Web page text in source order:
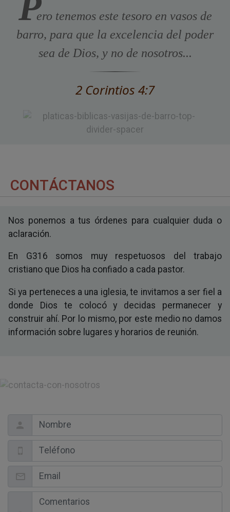
ero tenemos este tesoro en vasos de
barro, para que la excelencia del poder
sea de Dios, y no de nosotros...
2 Corintios 4:7
CONTÁCTANOS
Nos ponemos a tus órdenes para cualquier duda o
aclaración.
En G316 somos muy respetuosos del trabajo
cristiano que Dios ha confiado a cada pastor.
Si ya perteneces a una iglesia, te invitamos a ser fiel a
donde Dios te colocó y decidas permanecer y
construir ahí. Por lo mismo, por este medio no damos
información sobre lugares y horarios de reunión.